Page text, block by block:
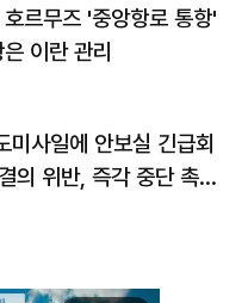
호르무즈 '중앙항로 통항'
이란 관리
사일에 안보실 긴급회
의 위반, 즉각 중단 촉